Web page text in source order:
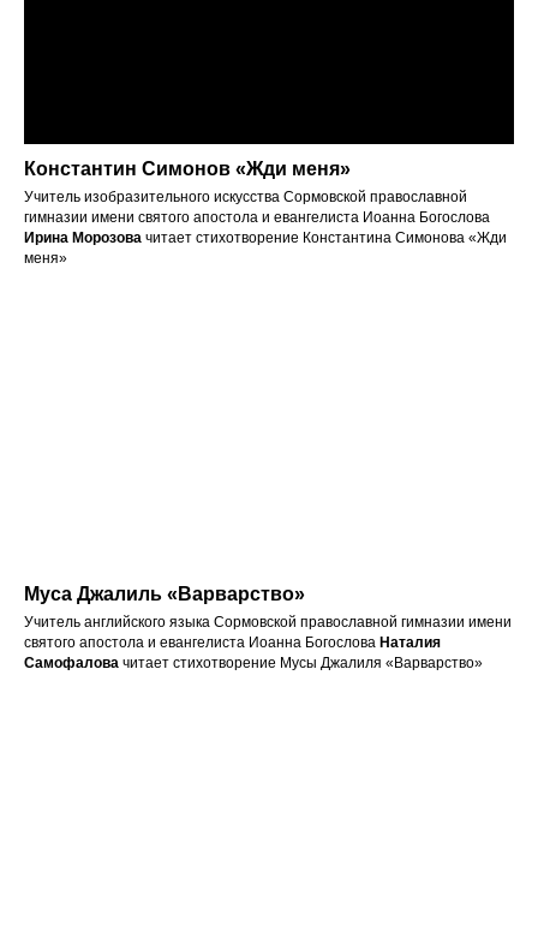
Константин Симонов «Жди меня»
Учитель изобразительного искусства Сормовской православной
гимназии имени святого апостола и евангелиста Иоанна Богослова
Ирина Морозова читает стихотворение Константина Симонова «Жди
меня»
Муса Джалиль «Варварство»
Учитель английского языка Сормовской православной гимназии имени
святого апостола и евангелиста Иоанна Богослова Наталия
Самофалова читает стихотворение Мусы Джалиля «Варварство»